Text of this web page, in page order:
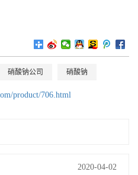
硝酸钠公司 硝酸钠
product/706.html
2020-04-02